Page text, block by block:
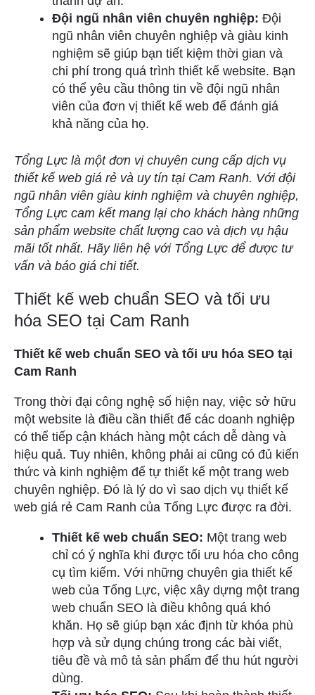
Đội ngũ nhân viên chuyên nghiệp: Đội
ngũ nhân viên chuyên nghiệp và giàu kinh
nghiệm sẽ giúp bạn tiết kiệm thời gian và
chi phí trong quá trình thiết kế website. Bạn
có thể yêu cầu thông tin về đội ngũ nhân
viên của đơn vị thiết kế web để đánh giá
khả năng của họ.
Tổng Lực là một đơn vị chuyên cung cấp dịch vụ
thiết kế web giá rẻ và uy tín tại Cam Ranh. Với đội
ngũ nhân viên giàu kinh nghiệm và chuyên nghiệp,
Tổng Lực cam kết mang lại cho khách hàng những
sản phẩm website chất lượng cao và dịch vụ hậu
mãi tốt nhất. Hãy liên hệ với Tổng Lực để được tư
vấn và báo giá chi tiết.
Thiết kế web chuẩn SEO và tối ưu
hóa SEO tại Cam Ranh
Thiết kế web chuẩn SEO và tối ưu hóa SEO tại
Cam Ranh
Trong thời đại công nghệ số hiện nay, việc sở hữu
một website là điều cần thiết để các doanh nghiệp
có thể tiếp cận khách hàng một cách dễ dàng và
hiệu quả. Tuy nhiên, không phải ai cũng có đủ kiến
thức và kinh nghiệm để tự thiết kế một trang web
chuyên nghiệp. Đó là lý do vì sao dịch vụ thiết kế
web giá rẻ Cam Ranh của Tổng Lực được ra đời.
Thiết kế web chuẩn SEO: Một trang web
chỉ có ý nghĩa khi được tối ưu hóa cho công
cụ tìm kiếm. Với những chuyên gia thiết kế
web của Tổng Lực, việc xây dựng một trang
web chuẩn SEO là điều không quá khó
khăn. Họ sẽ giúp bạn xác định từ khóa phù
hợp và sử dụng chúng trong các bài viết,
tiêu đề và mô tả sản phẩm để thu hút người
dùng.